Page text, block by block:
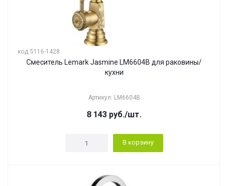
код 5116-1428
Смеситель Lemark Jasmine LM6604B для раковины/
кухни
Артикул: LM6604B
8 143 руб./шт.
В корзину